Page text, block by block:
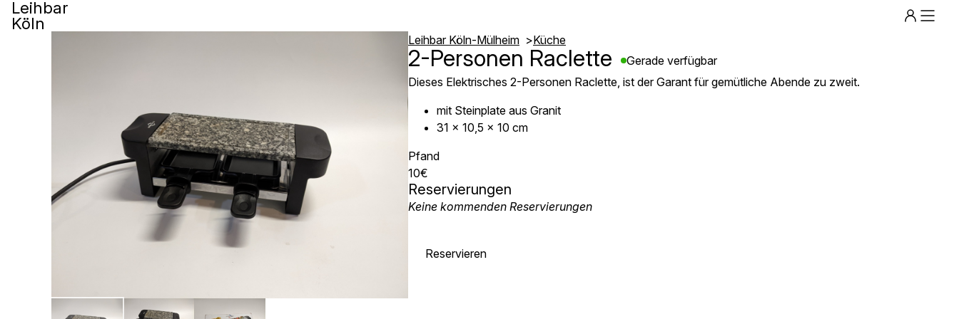
Leihbar
Köln
Menu
Leihbar Köln-Mülheim
Küche
2-Personen Raclette
Gerade verfügbar
Dieses Elektrisches 2-Personen Raclette, ist der Garant für gemütliche Abende zu zweit.
mit Steinplate aus Granit
31 x 10,5 x 10 cm
Pfand
10€
Reservierungen
Keine kommenden Reservierungen
Reservieren